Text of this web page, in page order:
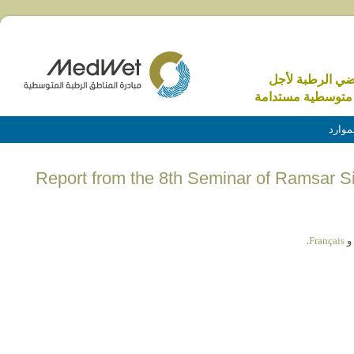
الرطبة لأجل
مستدامة
(English) Report from the 8th Seminar of
و Français
.